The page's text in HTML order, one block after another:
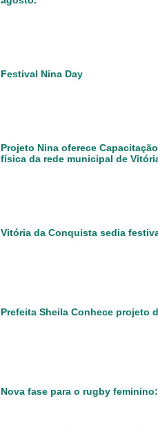
Festival Nina Day
Projeto Nina oferece
física da rede municipal de
Vitória da Conquista sedia
Prefeita Sheila Conhece projeto
Nova fase para o rugby